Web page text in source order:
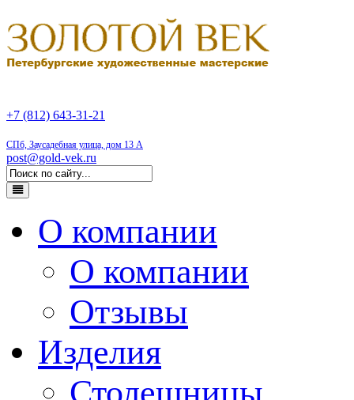
+7 (812) 643-31-21
СПб, Заусадебная улица, дом 13 А
post@gold-vek.ru
О компании
О компании
Отзывы
Изделия